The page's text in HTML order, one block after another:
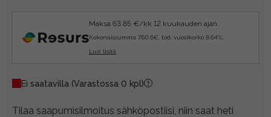
Maksa 63.85 €/kk 12 kuukauden ajan.
Kokonaissumma 760.6€, tod. vuosikorko 8.64%.
Lue lisää
Ei saatavilla (Varastossa 0 kpl)
Tilaa saapumisilmoitus sähköpostiisi, niin saat heti